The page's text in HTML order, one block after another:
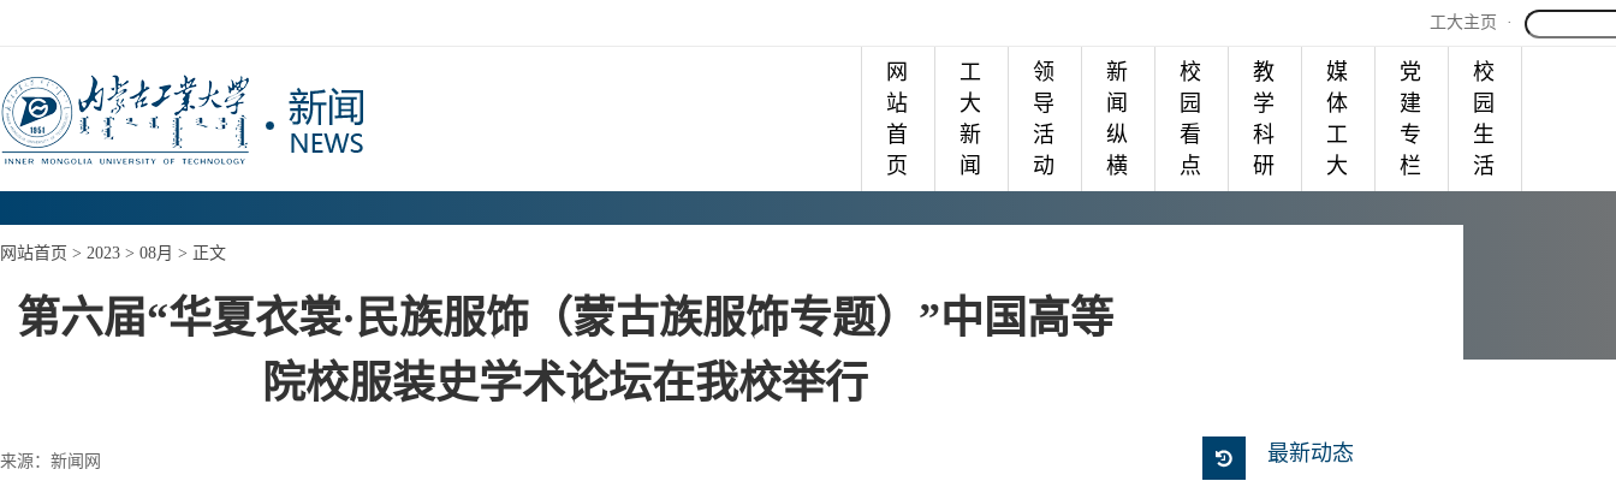
工大主页 ·
网
站
首
页
工
大
新
闻
领
导
活
动
新
闻
纵
横
校
园
看
点
教
学
科
研
媒
体
工
大
党
建
专
栏
校
园
生
活
网站首页 > 2023 > 08月 > 正文
第六届“华夏衣裳·民族服饰（蒙古族服饰专题）”中国高等
院校服装史学术论坛在我校举行
来源：新闻网 最新动态